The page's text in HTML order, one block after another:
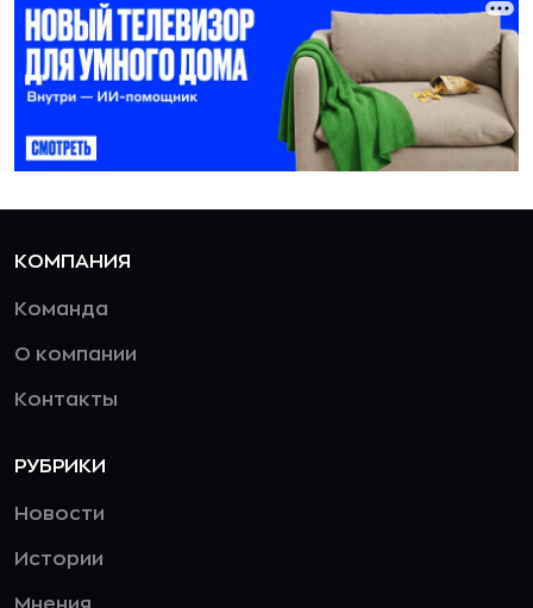
КОМПАНИЯ
Команда
О компании
Контакты
РУБРИКИ
Новости
Истории